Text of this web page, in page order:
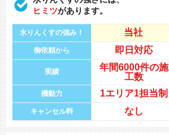
ヒミツがあります。
水りんくすの強み！ 当社
御依頼から 即日対応
実績 年間6000件の施
工数
機動力 1エリア1担当制
キャンセル料 なし